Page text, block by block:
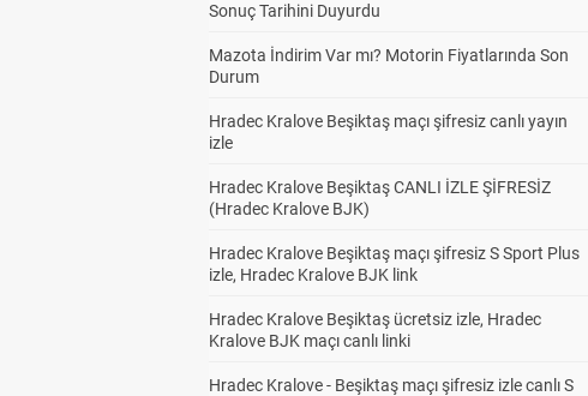
Sonuç Tarihini Duyurdu
Mazota İndirim Var mı? Motorin Fiyatlarında Son
Durum
Hradec Kralove Beşiktaş maçı şifresiz canlı yayın
izle
Hradec Kralove Beşiktaş CANLI İZLE ŞİFRESİZ
(Hradec Kralove BJK)
Hradec Kralove Beşiktaş maçı şifresiz S Sport Plus
izle, Hradec Kralove BJK link
Hradec Kralove Beşiktaş ücretsiz izle, Hradec
Kralove BJK maçı canlı linki
Hradec Kralove - Beşiktaş maçı şifresiz izle canlı S